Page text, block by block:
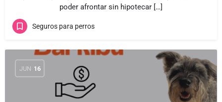
poder afrontar sin hipotecar […]
Seguros para perros
JUN 16